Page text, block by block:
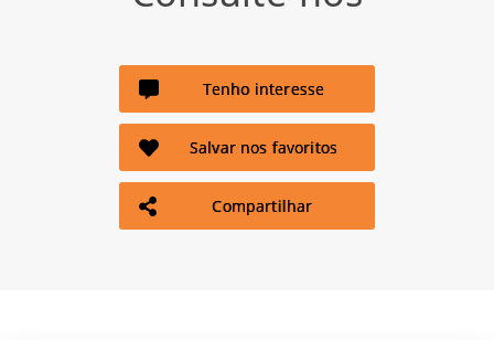
Tenho interesse
Salvar nos favoritos
Compartilhar